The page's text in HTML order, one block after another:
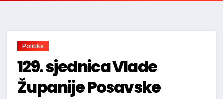
Politika
129. sjednica Vlade
Županije Posavske